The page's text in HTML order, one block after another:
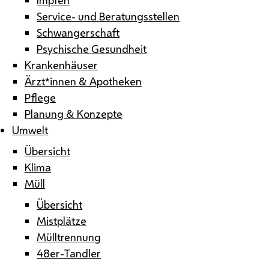
Service- und Beratungsstellen
Schwangerschaft
Psychische Gesundheit
Krankenhäuser
Ärzt*innen & Apotheken
Pflege
Planung & Konzepte
Umwelt
Übersicht
Klima
Müll
Übersicht
Mistplätze
Mülltrennung
48er-Tandler